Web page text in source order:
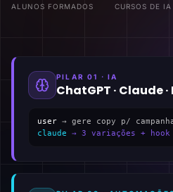
ALUNOS FORMADOS CURSOS DE IA
PILAR 01 · IA
ChatGPT · Claude
user → gere copy p/
claude → 3 variações + hook